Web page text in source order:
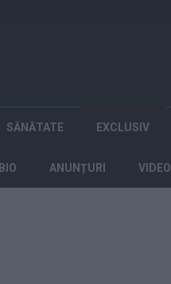
SĂNĂTATE EXCLUSIV
BIO ANUNȚURI VIDEO